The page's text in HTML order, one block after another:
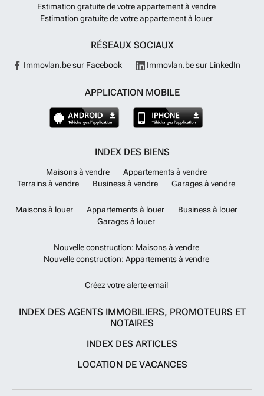
Estimation gratuite de votre appartement à vendre
Estimation gratuite de votre appartement à louer
RÉSEAUX SOCIAUX
Immovlan.be sur Facebook Immovlan.be sur LinkedIn
APPLICATION MOBILE
INDEX DES BIENS
Maisons à vendre
Appartements à vendre
Terrains à vendre
Business à vendre Garages à vendre
Maisons à louer Appartements à louer
Business à louer
Garages à louer
Nouvelle construction: Maisons à vendre
Nouvelle construction: Appartements à vendre
Créez votre alerte email
INDEX DES AGENTS IMMOBILIERS, PROMOTEURS ET
NOTAIRES
INDEX DES ARTICLES
LOCATION DE VACANCES